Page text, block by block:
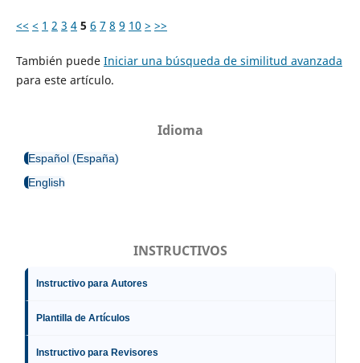
<< < 1 2 3 4 5 6 7 8 9 10 > >>
También puede Iniciar una búsqueda de similitud avanzada
para este artículo.
Idioma
Español (España)
English
INSTRUCTIVOS
Instructivo para Autores
Plantilla de Artículos
Instructivo para Revisores